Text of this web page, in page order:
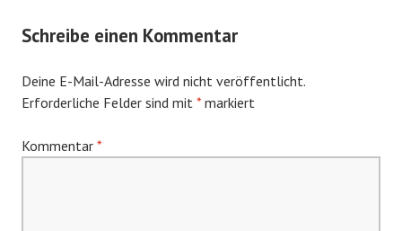
Schreibe einen Kommentar
Deine E-Mail-Adresse wird nicht veröffentlicht.
Erforderliche Felder sind mit * markiert
Kommentar *